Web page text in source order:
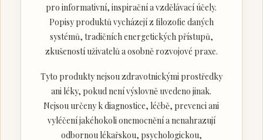
pro informativní, inspirační a vzdělávací účely.
Popisy produktů vycházejí z filozofie daných
systémů, tradičních energetických přístupů,
zkušeností uživatelů a osobně rozvojové praxe.
Tyto produkty nejsou zdravotnickými prostředky
ani léky, pokud není výslovně uvedeno jinak.
Nejsou určeny k diagnostice, léčbě, prevenci ani
vyléčení jakéhokoli onemocnění a nenahrazují
odbornou lékařskou, psychologickou,